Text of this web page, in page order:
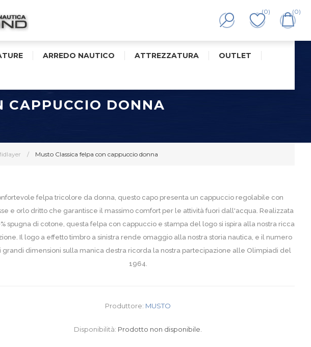
(0) (0)
ARREDO NAUTICO ATTREZZATURA OUTLET
/ Musto Classica felpa con cappuccio donna
CAPPUCCIO DONNA
felpa tricolore da donna, questo capo presenta un cappuccio regolabile con
e orlo dritto che garantisce il massimo comfort per le attività fuori dall'acqua. Realizzata
spugna di cotone, questa felpa con cappuccio e stampa del logo si ispira alla nostra ricca
Il logo a effetto timbro a sinistra rende omaggio alla nostra storia nautica, e il numero
grandi dimensioni sulla manica destra ricorda la nostra partecipazione alle Olimpiadi del
1964.
Produttore: MUSTO
Disponibilità: Prodotto non disponibile.